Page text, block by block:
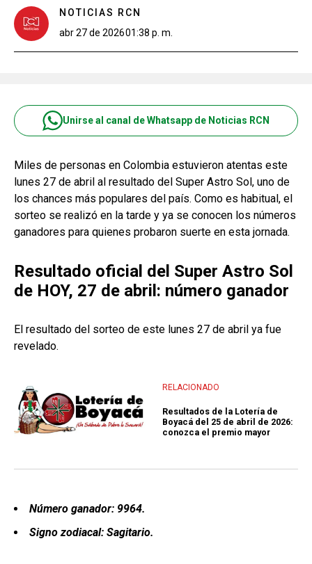
NOTICIAS RCN
abr 27 de 202601:38 p. m.
Unirse al canal de Whatsapp de Noticias RCN
Miles de personas en Colombia estuvieron atentas este
lunes 27 de abril al resultado del Super Astro Sol, uno de
los chances más populares del país. Como es habitual, el
sorteo se realizó en la tarde y ya se conocen los números
ganadores para quienes probaron suerte en esta jornada.
Resultado oficial del Super Astro Sol
de HOY, 27 de abril: número ganador
El resultado del sorteo de este lunes 27 de abril ya fue
revelado.
RELACIONADO
Resultados de la Lotería de
Boyacá del 25 de abril de 2026:
conozca el premio mayor
Número ganador: 9964.
Signo zodiacal: Sagitario.